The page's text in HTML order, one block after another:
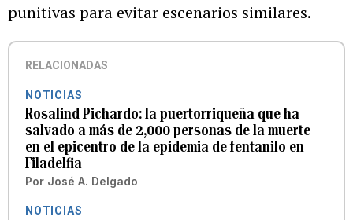
punitivas para evitar escenarios similares.
RELACIONADAS
NOTICIAS
Rosalind Pichardo: la puertorriqueña que ha
salvado a más de 2,000 personas de la muerte
en el epicentro de la epidemia de fentanilo en
Filadelfia
Por José A. Delgado
NOTICIAS